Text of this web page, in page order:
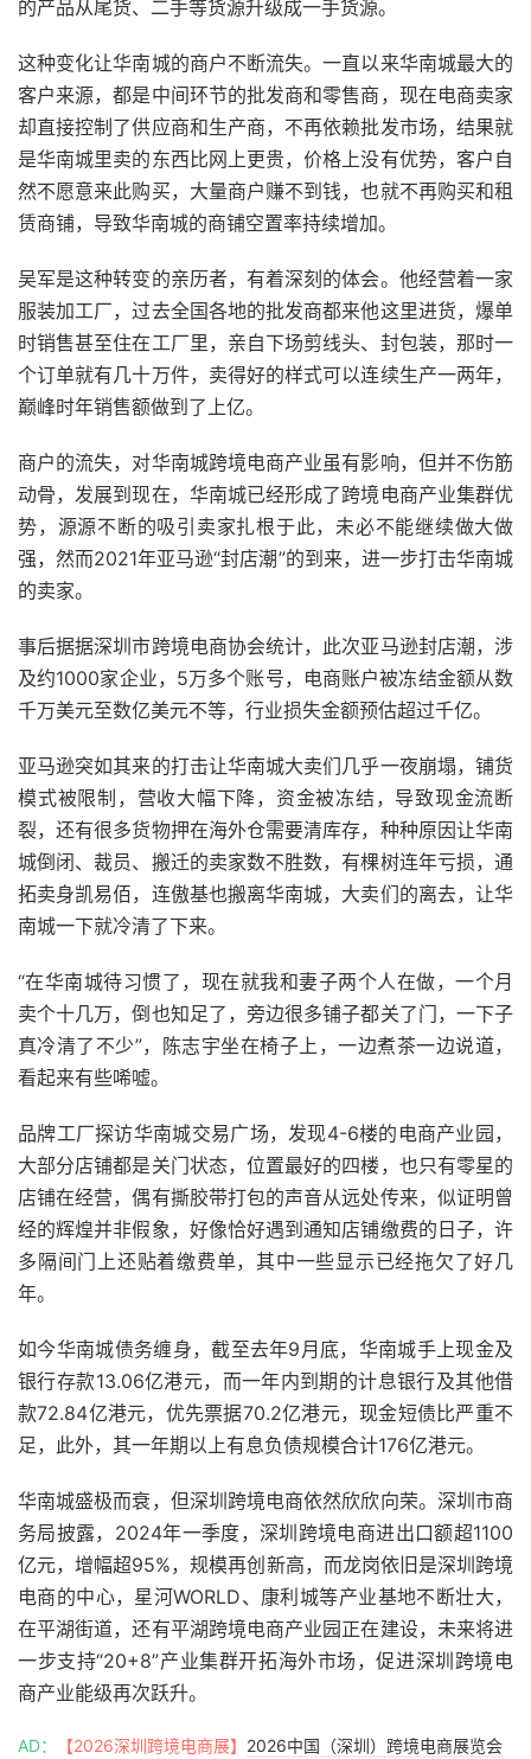
的产品从尾货、二手等货源升级成一手货源。
这种变化让华南城的商户不断流失。一直以来华南城最大的
客户来源，都是中间环节的批发商和零售商，现在电商卖家
却直接控制了供应商和生产商，不再依赖批发市场，结果就
是华南城里卖的东西比网上更贵，价格上没有优势，客户自
然不愿意来此购买，大量商户赚不到钱，也就不再购买和租
赁商铺，导致华南城的商铺空置率持续增加。
吴军是这种转变的亲历者，有着深刻的体会。他经营着一家
服装加工厂，过去全国各地的批发商都来他这里进货，爆单
时销售甚至住在工厂里，亲自下场剪线头、封包装，那时一
个订单就有几十万件，卖得好的样式可以连续生产一两年，
巅峰时年销售额做到了上亿。
商户的流失，对华南城跨境电商产业虽有影响，但并不伤筋
动骨，发展到现在，华南城已经形成了跨境电商产业集群优
势，源源不断的吸引卖家扎根于此，未必不能继续做大做
强，然而2021年亚马逊“封店潮”的到来，进一步打击华南城
的卖家。
事后据据深圳市跨境电商协会统计，此次亚马逊封店潮，涉
及约1000家企业，5万多个账号，电商账户被冻结金额从数
千万美元至数亿美元不等，行业损失金额预估超过千亿。
亚马逊突如其来的打击让华南城大卖们几乎一夜崩塌，铺货
模式被限制，营收大幅下降，资金被冻结，导致现金流断
裂，还有很多货物押在海外仓需要清库存，种种原因让华南
城倒闭、裁员、搬迁的卖家数不胜数，有棵树连年亏损，通
拓卖身凯易佰，连傲基也搬离华南城，大卖们的离去，让华
南城一下就冷清了下来。
“在华南城待习惯了，现在就我和妻子两个人在做，一个月
卖个十几万，倒也知足了，旁边很多铺子都关了门，一下子
真冷清了不少”，陈志宇坐在椅子上，一边煮茶一边说道，
看起来有些唏嘘。
品牌工厂探访华南城交易广场，发现4-6楼的电商产业园，
大部分店铺都是关门状态，位置最好的四楼，也只有零星的
店铺在经营，偶有撕胶带打包的声音从远处传来，似证明曾
经的辉煌并非假象，好像恰好遇到通知店铺缴费的日子，许
多隔间门上还贴着缴费单，其中一些显示已经拖欠了好几
年。
如今华南城债务缠身，截至去年9月底，华南城手上现金及
银行存款13.06亿港元，而一年内到期的计息银行及其他借
款72.84亿港元，优先票据70.2亿港元，现金短债比严重不
足，此外，其一年期以上有息负债规模合计176亿港元。
华南城盛极而衰，但深圳跨境电商依然欣欣向荣。深圳市商
务局披露，2024年一季度，深圳跨境电商进出口额超1100
亿元，增幅超95%，规模再创新高，而龙岗依旧是深圳跨境
电商的中心，星河WORLD、康利城等产业基地不断壮大，
在平湖街道，还有平湖跨境电商产业园正在建设，未来将进
一步支持“20+8”产业集群开拓海外市场，促进深圳跨境电
商产业能级再次跃升。
AD： 【2026深圳跨境电商展】 2026中国（深圳）跨境电商展览会